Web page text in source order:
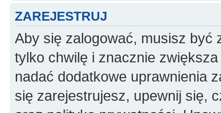
ZAREJESTRUJ
Aby się zalogować, musisz być
tylko chwilę i znacznie
nadać dodatkowe uprawnienia
się zarejestrujesz, upewnij się,